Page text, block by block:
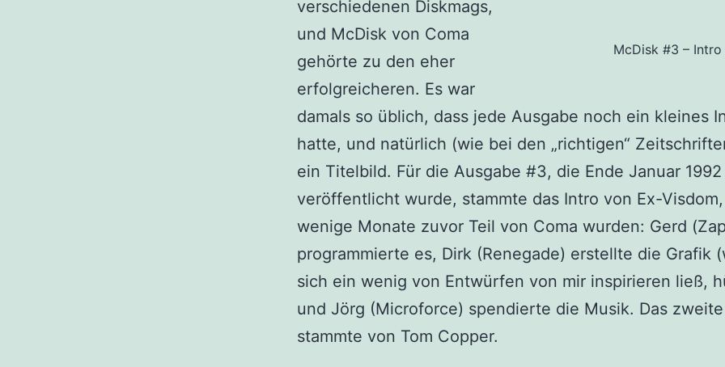
McDisk #3 – Intro
verschiedenen Diskmags,
und McDisk von Coma
gehörte zu den eher
erfolgreicheren. Es war
damals so üblich, dass jede Ausgabe noch ein kleines
hatte, und natürlich (wie bei den „richtigen“
ein Titelbild. Für die Ausgabe #3, die Ende Januar 1992
veröffentlicht wurde, stammte das Intro von Ex-
wenige Monate zuvor Teil von Coma wurden: Gerd
programmierte es, Dirk (Renegade) erstellte die Grafik
sich ein wenig von Entwürfen von mir inspirieren ließ,
und Jörg (Microforce) spendierte die Musik. Das
stammte von Tom Copper.